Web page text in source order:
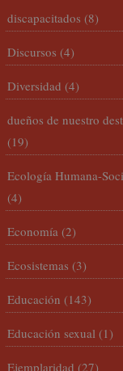
discapacitados (8)
Discursos (4)
Diversidad (4)
dueños de nuestro
(19)
Ecología Humana-
(4)
Economía (2)
Ecosistemas (3)
Educación (143)
Educación sexual (1)
Ejemplaridad (27)